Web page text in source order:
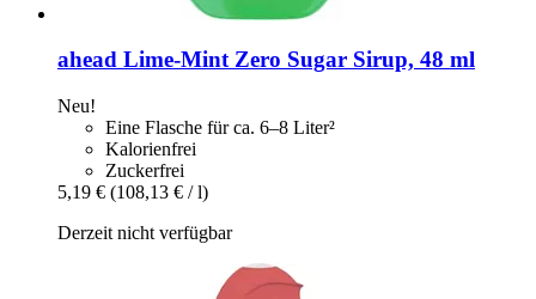
ahead Lime-​Mint Zero Sugar Sirup, 48 ml
Neu!
Eine Flasche für ca. 6–8 Liter²
Kalorienfrei
Zuckerfrei
5,19 € (108,13 € / l)
Derzeit nicht verfügbar